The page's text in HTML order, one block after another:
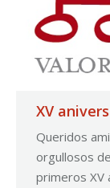
XV
Queridos
orgullosos
primeros XV